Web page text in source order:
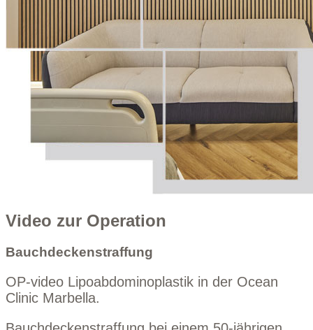
Video zur Operation
Bauchdeckenstraffung
OP-video Lipoabdominoplastik in der Ocean
Clinic Marbella.